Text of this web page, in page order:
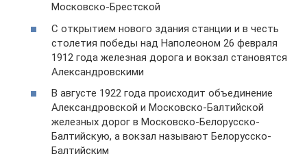
Московско-Брестской
С открытием нового здания станции и в честь
столетия победы над Наполеоном 26 февраля
1912 года железная дорога и вокзал становятся
Александровскими
В августе 1922 года происходит объединение
Александровской и Московско-Балтийской
железных дорог в Московско-Белорусско-
Балтийскую, а вокзал называют Белорусско-
Балтийским